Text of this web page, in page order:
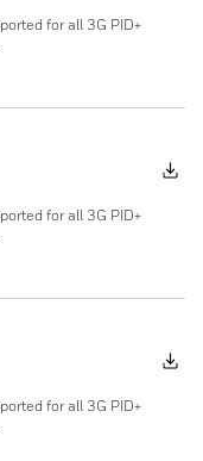
for all 3G PID+
for all 3G PID+
for all 3G PID+